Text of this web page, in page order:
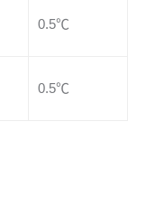
0.5℃
0.5℃